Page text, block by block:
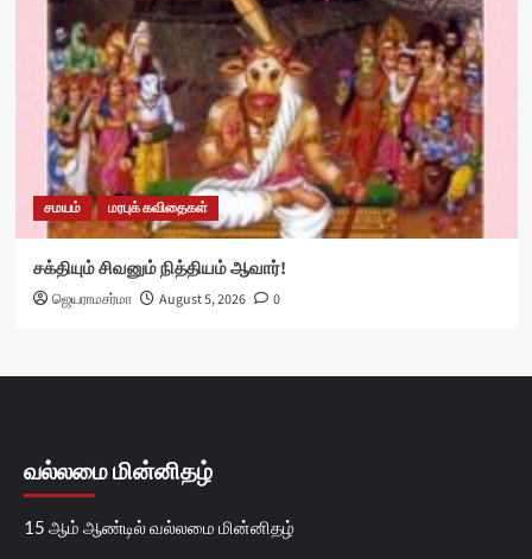
சமயம் மரபுக் கவிதைகள்
சக்தியும் சிவனும் நித்தியம் ஆவார்!
ஜெயராமசர்மா August 5, 2026 0
வல்லமை மின்னிதழ்
15 ஆம் ஆண்டில் வல்லமை மின்னிதழ்